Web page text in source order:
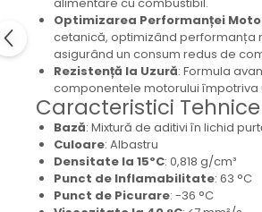
Hidraulice
Cilindri hidraulici si burdufe
protectie
Grup electropompa
Bolturi, role si bucsi
MAMMUT LIFT
Mecanice
Electrice
Hidraulice
Optimizarea Performanței
cetanică, optimizând performanța
asigurând un consum redus de
Rezistență la Uzură: Formula
componentele motorului împotriva
Caracteristici Tehnice
Bază: Mixtură de aditivi în lichid
Culoare: Albastru
Densitate la 15ºC: 0,818 g/cm³
Punct de Inflamabilitate: 63 °C
Punct de Picurare: -36 °C